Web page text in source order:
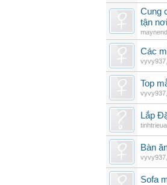
Cung
tận
Các
vyvy937
Top
vyvy937
Lắp
Bàn
vyvy937
Sofa